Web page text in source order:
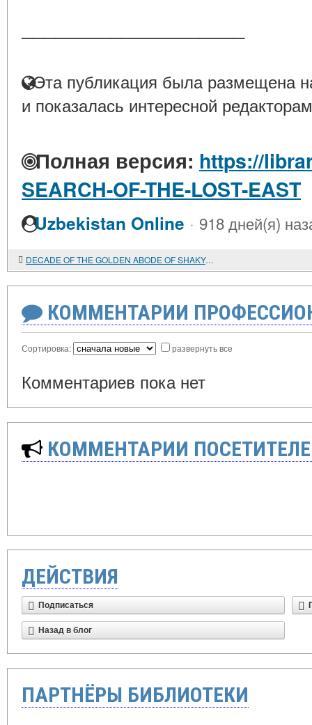
Эта публикация была размещена
и показалась интересной
Полная версия: https://
SEARCH-OF-THE-LOST-EAST
Uzbekistan Online · 918 дней(я)
DECADE OF THE GOLDEN ABODE OF SHAKYAMUNI BUDDHA
КОММЕНТАРИИ
Сортировка: развернуть все
Комментариев пока нет
КОММЕНТАРИИ
ДЕЙСТВИЯ
Подписаться
Назад в блог
ПАРТНЁРЫ БИБЛИОТЕКИ